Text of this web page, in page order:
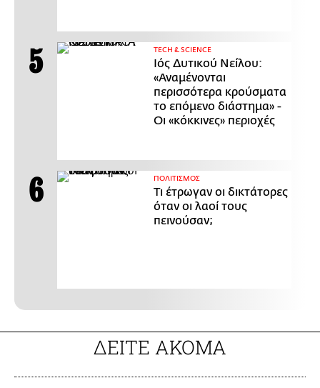
ΤECH & SCIENCE
Ιός Δυτικού Νείλου:
«Αναμένονται
περισσότερα κρούσματα
το επόμενο διάστημα» -
Οι «κόκκινες» περιοχές
ΠΟΛΙΤΙΣΜΟΣ
Τι έτρωγαν οι δικτάτορες
όταν οι λαοί τους
πεινούσαν;
ΔΕΙΤΕ ΑΚΟΜΑ